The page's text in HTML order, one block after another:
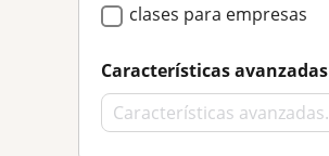
clases para empresas
Características avanzadas